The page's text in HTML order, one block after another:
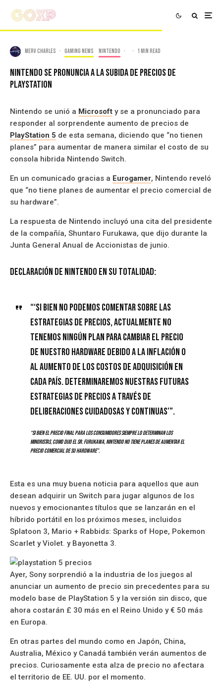
Merv Charles · Gaming news Nintendo · · 1 min read
Nintendo Se Pronuncia A La Subida De Precios De
PlayStation
Nintendo se unió a Microsoft y se a pronunciado para
responder al sorprendente aumento de precios de
PlayStation 5 de esta semana, diciendo que “no tienen
planes” para aumentar de manera similar el costo de su
consola hibrida Nintendo Switch.
En un comunicado gracias a Eurogamer, Nintendo reveló
que “no tiene planes de aumentar el precio comercial de
su hardware”.
La respuesta de Nintendo incluyó una cita del presidente
de la compañía, Shuntaro Furukawa, que dijo durante la
Junta General Anual de Accionistas de junio.
Declaración de Nintendo en su totalidad:
“‘Si bien no podemos comentar sobre las
estrategias de precios, actualmente no
tenemos ningún plan para cambiar el precio
de nuestro hardware debido a la inflación o
al aumento de los costos de adquisición en
cada país. Determinaremos nuestras futuras
estrategias de precios a través de
deliberaciones cuidadosas y continuas'”.
“Si bien el precio final para los consumidores siempre lo determinan los
minoristas, como dijo el Sr. Furukawa, Nintendo no tiene planes de aumentar el
precio comercial de su hardware”.
Esta es una muy buena noticia para aquellos que aun
desean adquirir un Switch para jugar algunos de los
nuevos y emocionantes títulos que se lanzarán en el
híbrido portátil en los próximos meses, incluidos
Splatoon 3, Mario + Rabbids: Sparks of Hope, Pokemon
Scarlet y Violet. y Bayonetta 3.
Ayer, Sony sorprendió a la industria de los juegos al
anunciar un aumento de precio sin precedentes para su
modelo base de PlayStation 5 y la versión sin disco, que
ahora costarán £ 30 más en el Reino Unido y € 50 más
en Europa.
En otras partes del mundo como en Japón, China,
Australia, México y Canadá también verán aumentos de
precios. Curiosamente esta alza de precio no afectara
el territorio de EE. UU. por el momento.